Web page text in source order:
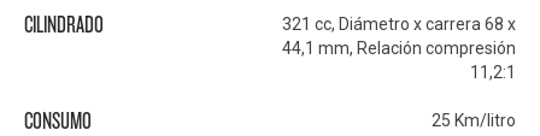
CILINDRADO
321 cc, Diámetro x carrera 68 x
44,1 mm, Relación compresión
11,2:1
CONSUMO 25 Km/litro